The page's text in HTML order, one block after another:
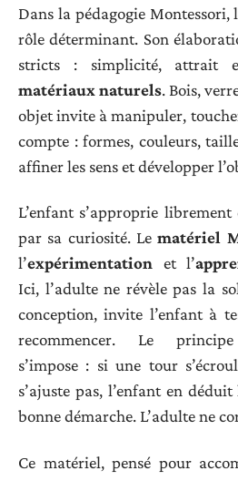
Dans la pédagogie Montessori,
rôle déterminant. Son
stricts : simplicité, attrait
matériaux naturels. Bois,
objet invite à manipuler,
compte : formes, couleurs,
affiner les sens et développer
L’enfant s’approprie
par sa curiosité. Lematériel
l’expérimentation et l’
Ici, l’adulte ne révèle pas la
conception, invite l’enfant à
recommencer. Le
s’impose : si une tour
s’ajuste pas, l’enfant en
bonne démarche. L’adulte ne
Ce matériel, pensé pour